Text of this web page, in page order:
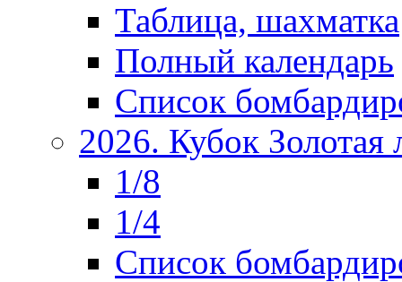
Таблица, шахматка
Полный календарь
Список
2026. Кубок Золотая
1/8
1/4
Список